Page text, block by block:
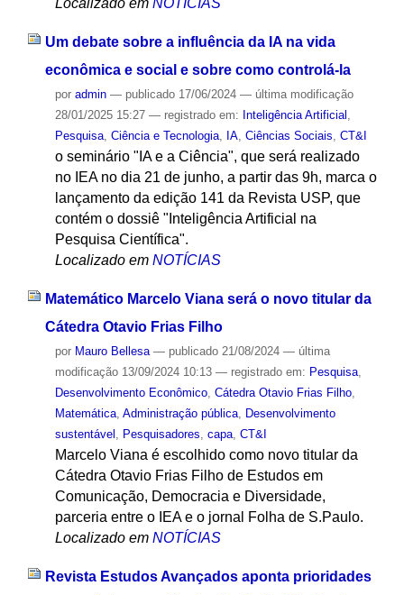
Localizado em NOTÍCIAS
Um debate sobre a influência da IA na vida
econômica e social e sobre como controlá-la
por admin — publicado17/06/2024 — última modificação
28/01/2025 15:27 — registrado em: Inteligência Artificial ,
Pesquisa, Ciência e Tecnologia, IA, Ciências Sociais, CT&I
o seminário "IA e a Ciência", que será realizado
no IEA no dia 21 de junho, a partir das 9h, marca o
lançamento da edição 141 da Revista USP, que
contém o dossiê "Inteligência Artificial na
Pesquisa Científica".
Localizado em NOTÍCIAS
Matemático Marcelo Viana será o novo titular da
Cátedra Otavio Frias Filho
por Mauro Bellesa — publicado21/08/2024 — última
modificação13/09/2024 10:13 — registrado em: Pesquisa,
Desenvolvimento Econômico, Cátedra Otavio Frias Filho,
Matemática, Administração pública,
Desenvolvimento
sustentável
Pesquisadores capa, CT&I
Marcelo Viana é escolhido como novo titular da
Cátedra Otavio Frias Filho de Estudos em
Comunicação, Democracia e Diversidade,
parceria entre o IEA e o jornal Folha de S.Paulo.
Localizado em NOTÍCIAS
Revista Estudos Avançados aponta prioridades